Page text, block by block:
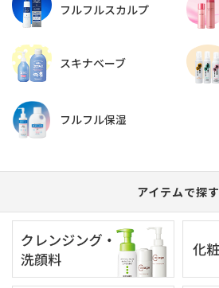
フルフルスカルプ
スキナベーブ
フルフル保湿
アイテムで探す